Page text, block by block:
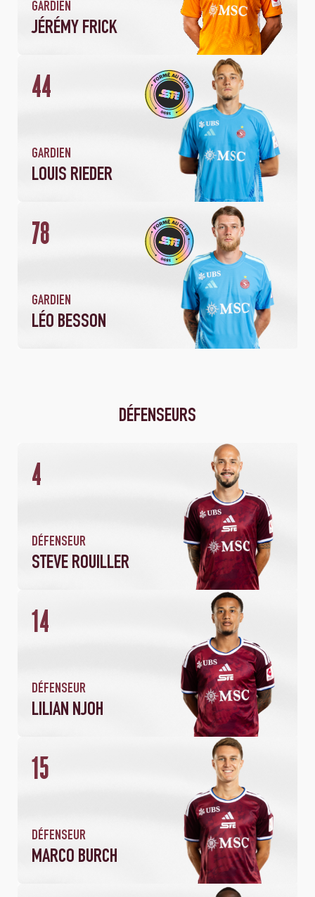
GARDIEN
JÉRÉMY FRICK
44
GARDIEN
LOUIS RIEDER
78
GARDIEN
LÉO BESSON
1 90
MINUTES JOUÉES
DÉFENSEURS
4
DÉFENSEUR
STEVE ROUILLER
2
MINUTES JOUÉES
14
DÉFENSEUR
LILIAN NJOH
2
MINUTES JOUÉES
15
DÉFENSEUR
MARCO BURCH
2
MINUTES JOUÉES